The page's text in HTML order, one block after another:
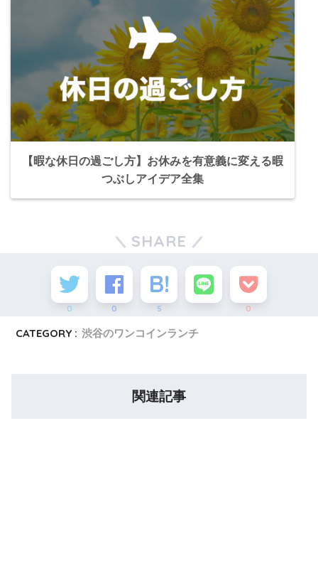
【暇な休日の過ごし方】お休みを有意義に変える暇
つぶしアイデア全集
SHARE
0 0 5 0
CATEGORY : 渋谷のワンコインランチ
関連記事